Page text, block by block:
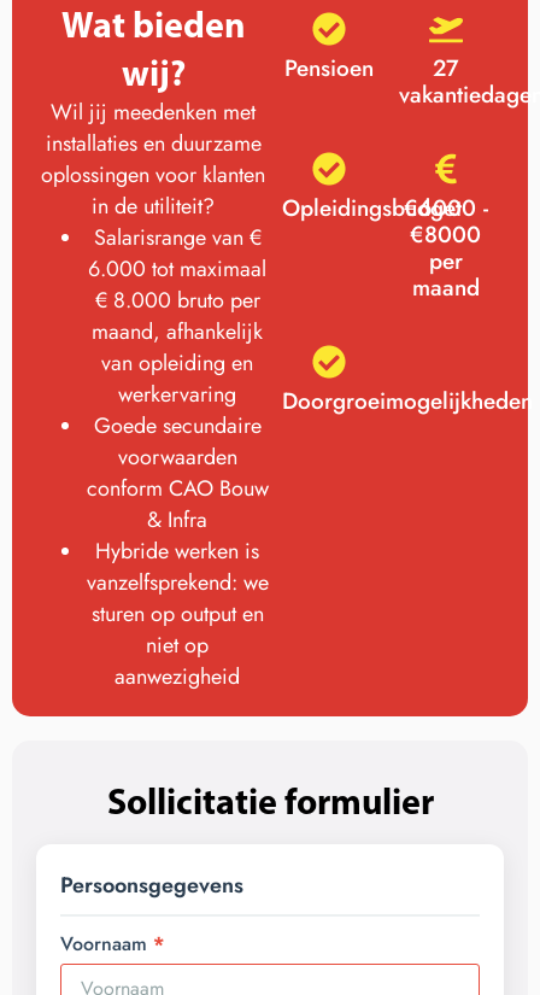
Wat bieden
wij?
Wil jij meedenken met
installaties en duurzame
oplossingen voor klanten
in de utiliteit?
Salarisrange van €
6.000 tot maximaal
€ 8.000 bruto per
maand, afhankelijk
van opleiding en
werkervaring
Goede secundaire
voorwaarden
conform CAO Bouw
& Infra
Hybride werken is
vanzelfsprekend: we
sturen op output en
niet op
aanwezigheid
Pensioen
27
Opleidingsbudget
€6000 -
€8000
per
maand
Doorgroeimogelijkheden
Sollicitatie formulier
Persoonsgegevens
Voornaam